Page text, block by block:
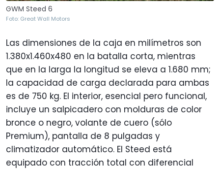
GWM Steed 6
Foto: Great Wall Motors
Las dimensiones de la caja en milímetros son
1.380x1.460x480 en la batalla corta, mientras
que en la larga la longitud se eleva a 1.680 mm;
la capacidad de carga declarada para ambas
es de 750 kg. El interior, esencial pero funcional,
incluye un salpicadero con molduras de color
bronce o negro, volante de cuero (sólo
Premium), pantalla de 8 pulgadas y
climatizador automático. El Steed está
equipado con tracción total con diferencial